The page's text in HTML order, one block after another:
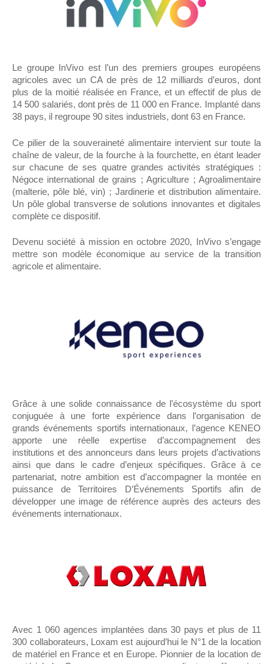
Le groupe InVivo est l’un des premiers groupes européens
agricoles avec un CA de près de 12 milliards d’euros, dont
plus de la moitié réalisée en France, et un effectif de plus de
14 500 salariés, dont près de 11 000 en France. Implanté dans
38 pays, il regroupe 90 sites industriels, dont 63 en France.
Ce pilier de la souveraineté alimentaire intervient sur toute la
chaîne de valeur, de la fourche à la fourchette, en étant leader
sur chacune de ses quatre grandes activités stratégiques :
Négoce international de grains ; Agriculture ; Agroalimentaire
(malterie, pôle blé, vin) ; Jardinerie et distribution alimentaire.
Un pôle global transverse de solutions innovantes et digitales
complète ce dispositif.
Devenu société à mission en octobre 2020, InVivo s’engage
mettre son modèle économique au service de la transition
agricole et alimentaire.
Grâce à une solide connaissance de l’écosystème du sport
conjuguée à une forte expérience dans l’organisation de
grands événements sportifs internationaux, l’agence KENEO
apporte une réelle expertise d’accompagnement des
institutions et des annonceurs dans leurs projets d’activations
ainsi que dans le cadre d’enjeux spécifiques. Grâce à ce
partenariat, notre ambition est d’accompagner la montée en
puissance de Territoires D’Événements Sportifs afin de
développer une image de référence auprès des acteurs des
événements internationaux.
Avec 1 060 agences implantées dans 30 pays et plus de 11
300 collaborateurs, Loxam est aujourd’hui le N°1 de la location
de matériel en France et en Europe. Pionnier de la location de